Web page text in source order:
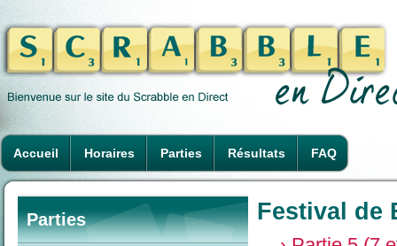
Accueil Horaires Parties Résultats FAQ
Parties Festival de